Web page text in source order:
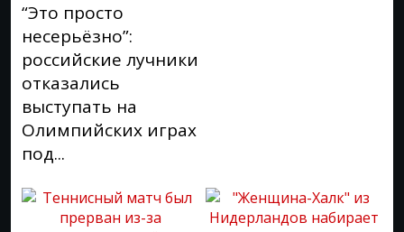
“Это просто
несерьёзно”:
российские лучники
отказались
выступать на
Олимпийских играх
под...